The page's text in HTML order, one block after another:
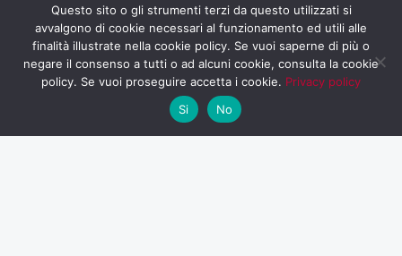
Questo sito o gli strumenti terzi da questo utilizzati si
avvalgono di cookie necessari al funzionamento ed utili alle
finalità illustrate nella cookie policy. Se vuoi saperne di più o
negare il consenso a tutti o ad alcuni cookie, consulta la cookie
policy. Se vuoi proseguire accetta i cookie. Privacy policy
Si
No